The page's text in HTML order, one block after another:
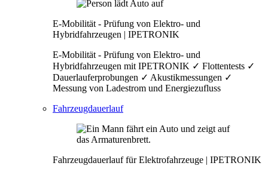
E-Mobilität - Prüfung von Elektro- und
Hybridfahrzeugen | IPETRONIK
E-Mobilität - Prüfung von Elektro- und
Hybridfahrzeugen mit IPETRONIK ✓ Flottentests ✓
Dauerlauferprobungen ✓ Akustikmessungen ✓
Messung von Ladestrom und Energiezufluss
Fahrzeugdauerlauf
Fahrzeugdauerlauf für Elektrofahrzeuge | IPETRONIK